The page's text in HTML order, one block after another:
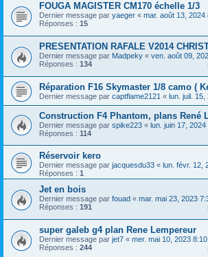
FOUGA MAGISTER CM170 échelle 1/3
Dernier message par yaeger « mar. août 13, 2024
Réponses : 15
PRESENTATION RAFALE V2014
Dernier message par Madpeky « ven. août 09,
Réponses : 134
Réparation F16 Skymaster 1/8 camo (
Dernier message par captflame2121 « lun. juil. 15,
Construction F4 Phantom, plans René
Dernier message par spike223 « lun. juin 17, 2024
Réponses : 114
Réservoir kero
Dernier message par jacquesdu33 « lun. févr. 12,
Réponses : 1
Jet en bois
Dernier message par fouad « mar. mai 23, 2023
Réponses : 191
super galeb g4 plan Rene Lempereur
Dernier message par jet7 « mer. mai 10, 2023
Réponses : 244